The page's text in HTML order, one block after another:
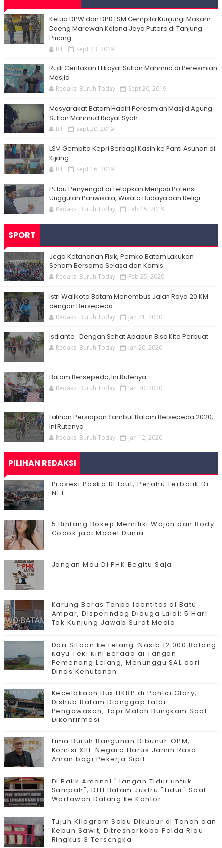
Ketua DPW dan DPD LSM Gempita Kunjungi Makam
Daeng Marewah Kelana Jaya Putera di Tanjung
Pinang
BT Sept 23, 2019
Rudi Ceritakan Hikayat Sultan Mahmud di Peresmian
Masjid
Redaksi Buruh Today Sept 20, 2019
Masyarakat Batam Hadiri Peresmian Masjid Agung
Sultan Mahmud Riayat Syah
BT Sept 20, 2019
LSM Gempita Kepri Berbagi Kasih ke Panti Asuhan di
Kijang
BT Sept 16, 2019
Pulau Penyengat di Tetapkan Menjadi Potensi
Unggulan Pariwisata, Wisata Budaya dan Religi
Redaksi Buruh Today Feb 15, 2019
SPORT
Jaga Ketahanan Fisik, Pemko Batam Lakukan
Senam Bersama Selasa dan Kamis
Redaksi Buruh Today Feb 25, 2020
Istri Walikota Batam Menembus Jalan Raya 20 KM
dengan Bersepeda
Redaksi Buruh Today Jan 21, 2020
Isdianto : Dengan Sehat Apapun Bisa Kita Perbuat
Redaksi Buruh Today Jan 20, 2020
Batam Bersepeda, Ini Rutenya
Redaksi Buruh Today Jan 20, 2020
Latihan Persiapan Sambut Batam Bersepeda 2020,
Ini Rutenya
Redaksi Buruh Today Jan 12, 2020
PILIHAN REDAKSI
Prosesi Paska Di laut, Perahu Terbalik Di
NTT
5 Bintang Bokep Memiliki Wajah dan Body
Cocok jadi Model Dunia
Jangan Mau Di PHK Begitu Saja
Karung Beras Tanpa Identitas di Batu
Ampar, Disperindag Diduga Lalai: 5 Hari
Tak Kunjung Jawab Surat Media
Dari Sitaan ke Lelang: Nasib 12.000 Batang
Kayu Teki Kini Berada di Tangan
Pemenang Lelang, Menunggu SAL dari
Dinas Kehutanan
Kecelakaan Bus HKBP di Pantai Glory,
Dishub Batam Dianggap Lalai
Pengawasan, Tapi Malah Bungkam Saat
Dikonfirmasi
Lima Buruh Bangunan Dibunuh OPM,
Komisi XIII: Negara Harus Jamin Rasa
Aman bagi Pekerja Sipil
Di Balik Amanat "Jangan Tidur untuk
Sampah", DLH Batam Justru "Tidur" Saat
Wartawan Datang ke Kantor
Tujuh Kilogram Sabu Dikubur di Tanah dan
Kebun Sawit, Ditresnarkoba Polda Riau
Ringkus 3 Tersangka